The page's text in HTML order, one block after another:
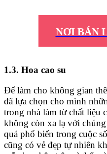
NƠI BÁN
1.3. Hoa cao su
Để làm cho không gian
đã lựa chọn cho mình
trong nhà làm từ chất liệu
không còn xa lạ với
quá phổ biến trong cuộc
cũng có vẻ đẹp tự nhiên